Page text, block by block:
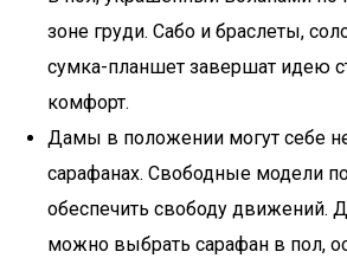
зоне груди. Сабо и браслеты,
сумка-планшет завершат идею
комфорт.
Дамы в положении могут себе
сарафанах. Свободные модели
обеспечить свободу движений.
можно выбрать сарафан в пол,